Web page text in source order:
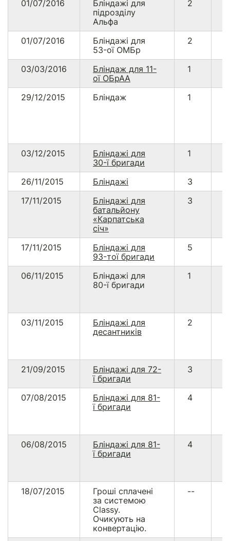
01/07/2016
Бліндажі для
підрозділу
Альфа
2
01/07/2016
Бліндажі для
53-ої ОМБр
2
03/03/2016
Бліндаж для 11-
ої ОБрАА
1
29/12/2015 Бліндаж 1
03/12/2015
Бліндажі для
30-ї бригади
1
26/11/2015 Бліндажі 3
17/11/2015
Бліндажі для
батальйону
«Карпатська
січ»
3
17/11/2015
Бліндажі для
93-тої бригади
5
06/11/2015
Бліндажі для
80-ї бригади
1
03/11/2015
Бліндажі для
десантників
2
21/09/2015
Бліндажі для 72-
ї бригади
3
07/08/2015
Бліндажі для 81-
ї бригади
4
06/08/2015
Бліндажі для 81-
ї бригади
4
18/07/2015
Гроші сплачені
за системою
Classy.
Очикують на
конвертацію.
--